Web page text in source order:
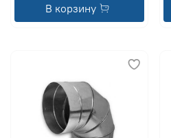
В корзину